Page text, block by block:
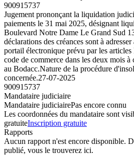
900915737
Jugement prononçant la liquidation
paiements le 31 mai 2025, désignant
Boulevard Notre Dame Le Grand Sud
déclarations des créances sont à
portail électronique prévu par les
code de commerce dans les deux mois
au Bodacc.Nature de la procédure
concernée.27-07-2025
900915737
Mandataire judiciaire
Mandataire judiciairePas encore connu
Les coordonnées du mandataire sont
gratuiteInscription gratuite
Rapports
Aucun rapport n'est encore disponible.
publié, vous le trouverez ici.